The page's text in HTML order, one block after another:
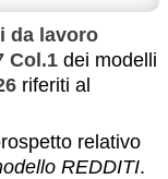
da lavoro
Col.1 dei modelli
riferiti al
relativo
REDDITI.